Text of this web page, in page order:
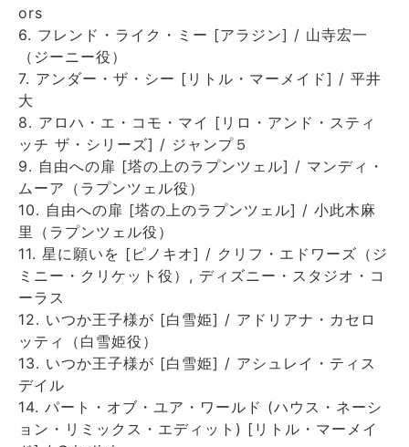
ors
6. フレンド・ライク・ミー [アラジン] / 山寺宏一
（ジーニー役）
7. アンダー・ザ・シー [リトル・マーメイド] / 平井
大
8. アロハ・エ・コモ・マイ [リロ・アンド・スティ
ッチ ザ・シリーズ] / ジャンプ５
9. 自由への扉 [塔の上のラプンツェル] / マンディ・
ムーア（ラプンツェル役）
10. 自由への扉 [塔の上のラプンツェル] / 小此木麻
里（ラプンツェル役）
11. 星に願いを [ピノキオ] / クリフ・エドワーズ（ジ
ミニー・クリケット役）, ディズニー・スタジオ・コ
ーラス
12. いつか王子様が [白雪姫] / アドリアナ・カセロ
ッティ（白雪姫役）
13. いつか王子様が [白雪姫] / アシュレイ・ティス
デイル
14. パート・オブ・ユア・ワールド (ハウス・ネーシ
ョン・リミックス・エディット) [リトル・マーメイ